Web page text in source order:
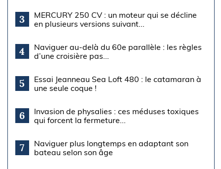
3
MERCURY 250 CV : un moteur qui se décline
en plusieurs versions suivant...
4
Naviguer au-delà du 60e parallèle : les règles
d’une croisière pas...
5
Essai Jeanneau Sea Loft 480 : le catamaran à
une seule coque !
6
Invasion de physalies : ces méduses toxiques
qui forcent la fermeture...
7
Naviguer plus longtemps en adaptant son
bateau selon son âge